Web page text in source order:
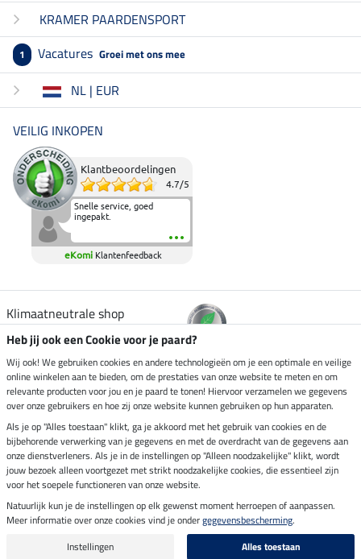
KRAMER PAARDENSPORT
1 Vacatures Groei met ons mee
NL | EUR
VEILIG INKOPEN
Klantbeoordelingen
4.7/5
Snelle service, goed
ingepakt.
eKomi Klantenfeedback
Klimaatneutrale shop
Verzending per
Veilig betalen met
Impressum
Laatste update op 07.08.2026 om 07:03 uur
Alle prijzen in euro's, incl. BTW, excl. verzendkosten.
Heb jij ook een Cookie voor je paard?
Wij ook! We gebruiken cookies en andere technologieën om je een optimale en veilige
online winkelen aan te bieden, om de prestaties van onze website te meten en om
relevante producten voor jou en je paard te tonen! Hiervoor verzamelen we gegevens
over onze gebruikers en hoe zij onze website kunnen gebruiken op hun apparaten.
Als je op "Alles toestaan" klikt, ga je akkoord met het gebruik van cookies en de
bijbehorende verwerking van je gegevens en met de overdracht van de gegevens aan
onze dienstverleners. Als je in de instellingen op "Alleen noodzakelijke" klikt, wordt
jouw bezoek alleen voortgezet met strikt noodzakelijke cookies, die essentieel zijn
voor het soepele functioneren van onze website.
Natuurlijk kun je de instellingen op elk gewenst moment herroepen of aanpassen.
Meer informatie over onze cookies vind je ondergegevensbescherming.
Instellingen
Alles toestaan